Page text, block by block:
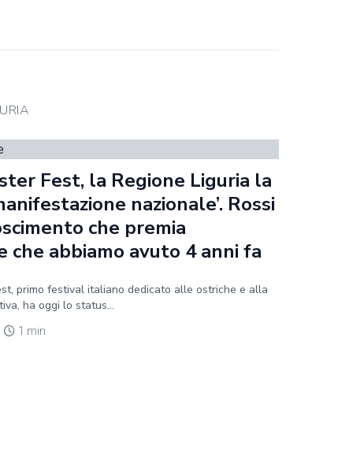
Fest, la Regione Liguria la
nazionale’. Rossi
che premia
che abbiamo avuto 4 anni fa
primo festival italiano dedicato alle ostriche e alla
ha oggi lo status...
1 min